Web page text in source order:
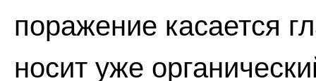
поражение касается
носит уже